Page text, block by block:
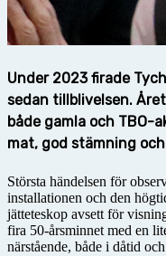
Under 2023 firade
sedan tillblivelsen.
både gamla och TBO-
mat, god stämning
Största händelsen för
installationen och den
jätteteskop avsett för
fira 50-årsminnet med en
närstående, både i dåtid